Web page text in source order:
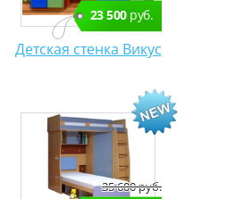
23 500руб.
Детская стенка Викус
35 600 руб.